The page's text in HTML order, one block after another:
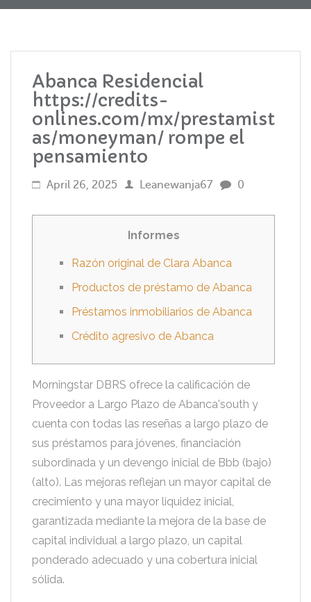
Abanca Residencial
https://credits-
onlines.com/mx/prestamist
as/moneyman/ rompe el
pensamiento
April 26, 2025 Leanewanja67 0
Informes
Razón original de Clara Abanca
Productos de préstamo de Abanca
Préstamos inmobiliarios de Abanca
Crédito agresivo de Abanca
Morningstar DBRS ofrece la calificación de
Proveedor a Largo Plazo de Abanca'south y
cuenta con todas las reseñas a largo plazo de
sus préstamos para jóvenes, financiación
subordinada y un devengo inicial de Bbb (bajo)
(alto). Las mejoras reflejan un mayor capital de
crecimiento y una mayor liquidez inicial,
garantizada mediante la mejora de la base de
capital individual a largo plazo, un capital
ponderado adecuado y una cobertura inicial
sólida.